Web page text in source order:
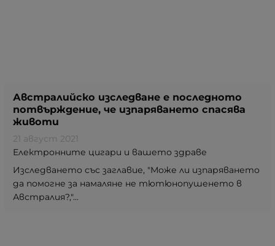
Австралийско изследване е последното
потвърждение, че изпаряването спасява
животи
21 август 2021
Електронните цигари и вашето здраве
Изследването със заглавие, "Може ли изпаряването
да помогне за намаляне не тютюнопушенето в
Австралия?,"...